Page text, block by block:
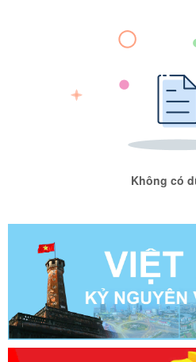
Không có